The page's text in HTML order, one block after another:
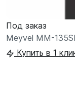
Под заказ
Meyvel MM-
Купить в 1